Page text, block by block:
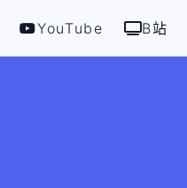
YouTube B站